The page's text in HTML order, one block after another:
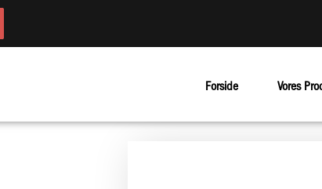
Forside Vores